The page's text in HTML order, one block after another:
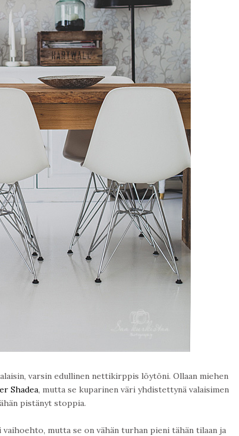
varsin edullinen nettikirppis löytöni. Ollaan miehen
Shadea, mutta se kuparinen väri yhdistettynä valaisimen
pistänyt stoppia.
mutta se on vähän turhan pieni tähän tilaan ja